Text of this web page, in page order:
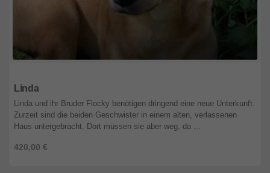
Linda
420,00 €
Linda und ihr Bruder Flocky benötigen dringend eine neue Unterkunft.
Zurzeit sind die beiden Geschwister in einem alten, verlassenen
Haus untergebracht. Dort müssen sie aber weg, da ...